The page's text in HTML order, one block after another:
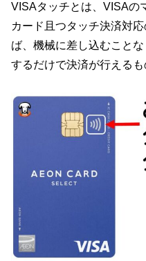
VISAタッチとは、VISAの
カード且つタッチ決済対
ば、機械に差し込むこと
するだけで決済が行えるも